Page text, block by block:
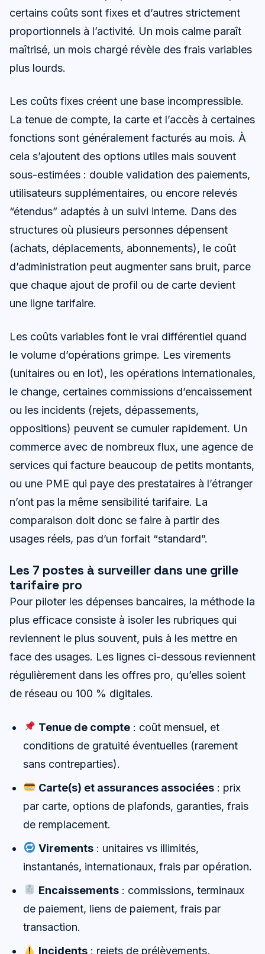
certains coûts sont fixes et d’autres strictement
proportionnels à l’activité. Un mois calme paraît
maîtrisé, un mois chargé révèle des frais variables
plus lourds.
Les coûts fixes créent une base incompressible.
La tenue de compte, la carte et l’accès à certaines
fonctions sont généralement facturés au mois. À
cela s’ajoutent des options utiles mais souvent
sous-estimées : double validation des paiements,
utilisateurs supplémentaires, ou encore relevés
“étendus” adaptés à un suivi interne. Dans des
structures où plusieurs personnes dépensent
(achats, déplacements, abonnements), le coût
d’administration peut augmenter sans bruit, parce
que chaque ajout de profil ou de carte devient
une ligne tarifaire.
Les coûts variables font le vrai différentiel quand
le volume d’opérations grimpe. Les virements
(unitaires ou en lot), les opérations internationales,
le change, certaines commissions d’encaissement
ou les incidents (rejets, dépassements,
oppositions) peuvent se cumuler rapidement. Un
commerce avec de nombreux flux, une agence de
services qui facture beaucoup de petits montants,
ou une PME qui paye des prestataires à l’étranger
n’ont pas la même sensibilité tarifaire. La
comparaison doit donc se faire à partir des
usages réels, pas d’un forfait “standard”.
Les 7 postes à surveiller dans une grille
tarifaire pro
Pour piloter les dépenses bancaires, la méthode la
plus efficace consiste à isoler les rubriques qui
reviennent le plus souvent, puis à les mettre en
face des usages. Les lignes ci-dessous reviennent
régulièrement dans les offres pro, qu’elles soient
de réseau ou 100 % digitales.
Tenue de compte: coût mensuel, et
conditions de gratuité éventuelles (rarement
sans contreparties).
Carte(s) et assurances associées: prix
par carte, options de plafonds, garanties, frais
de remplacement.
Virements: unitaires vs illimités,
instantanés, internationaux, frais par opération.
Encaissements: commissions, terminaux
de paiement, liens de paiement, frais par
transaction.
Incidents: rejets de prélèvements,